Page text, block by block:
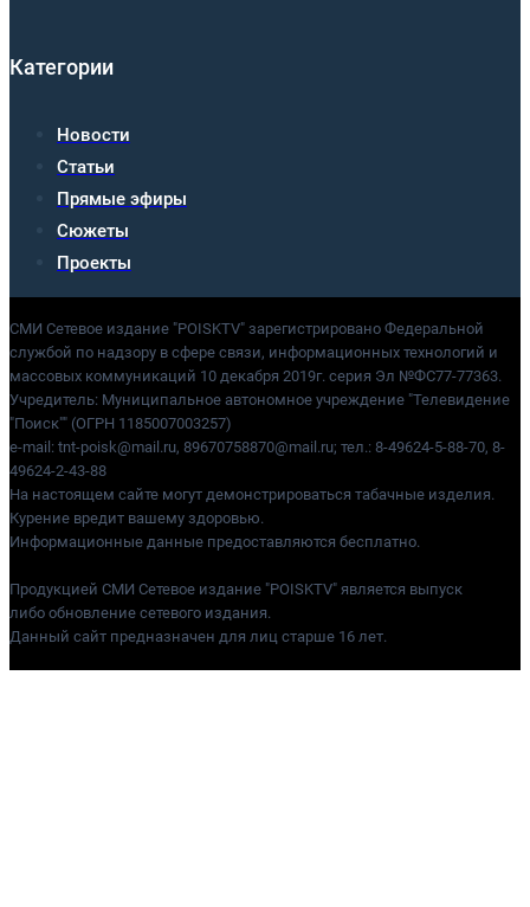
Категории
Новости
Статьи
Прямые эфиры
Сюжеты
Проекты
СМИ Сетевое издание "POISKTV" зарегистрировано Федеральной
службой по надзору в сфере связи, информационных технологий и
массовых коммуникаций 10 декабря 2019г. серия Эл №ФС77-77363.
Учредитель: Муниципальное автономное учреждение "Телевидение
"Поиск"" (ОГРН 1185007003257)
e-mail: tnt-poisk@mail.ru, 89670758870@mail.ru; тел.: 8-49624-5-88-70, 8-
49624-2-43-88
На настоящем сайте могут демонстрироваться табачные изделия.
Курение вредит вашему здоровью.
Информационные данные предоставляются бесплатно.
Продукцией СМИ Сетевое издание "POISKTV" является выпуск
либо обновление сетевого издания.
Данный сайт предназначен для лиц старше 16 лет.